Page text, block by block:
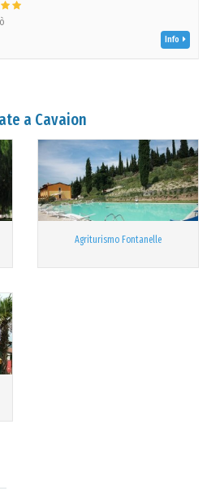
Info
a Cavaion
Agriturismo Fontanelle